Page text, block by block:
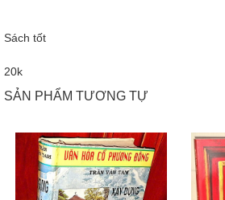
Sách tốt
20k
SẢN PHẨM TƯƠNG TỰ